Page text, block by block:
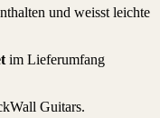
und weisst leichte
im Lieferumfang
Guitars.